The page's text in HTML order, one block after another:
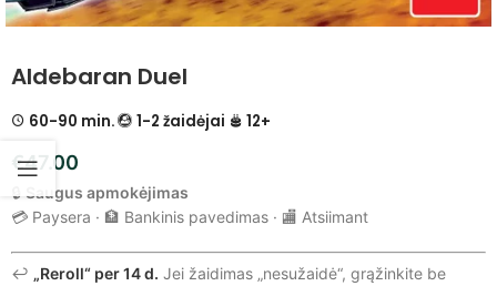
Aldebaran Duel
60-90 min. 1-2 žaidėjai 12+
€47.00
🔒 Saugus apmokėjimas
💳 Paysera · 🏦 Bankinis pavedimas · 🏬 Atsiimant
↩️ „Reroll“ per 14 d. Jei žaidimas „nesužaidė“, grąžinkite be